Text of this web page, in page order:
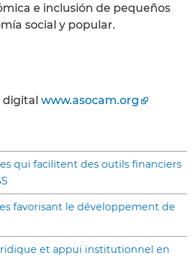
e inclusión de pequeños
social y popular.
www.asocam.org
qui facilitent des outils financiers
favorisant le développement de
et appui institutionnel en